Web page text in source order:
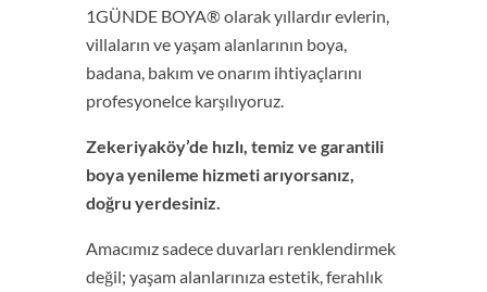
1GÜNDE BOYA® olarak yıllardır evlerin,
villaların ve yaşam alanlarının boya,
badana, bakım ve onarım ihtiyaçlarını
profesyonelce karşılıyoruz.
Zekeriyaköy’de hızlı, temiz ve garantili
boya yenileme hizmeti arıyorsanız,
doğru yerdesiniz.
Amacımız sadece duvarları renklendirmek
değil; yaşam alanlarınıza estetik, ferahlık